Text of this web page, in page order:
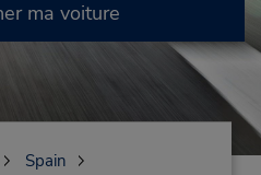
ma voiture
Spain